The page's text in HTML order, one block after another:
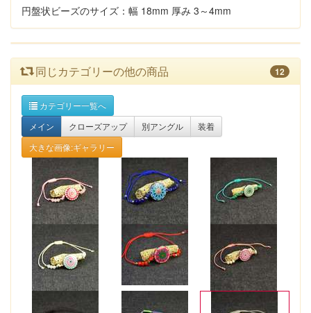
円盤状ビーズのサイズ：幅 18mm 厚み 3～4mm
同じカテゴリーの他の商品 12
カテゴリー一覧へ
メイン
クローズアップ 別アングル
装着
大きな画像:ギャラリー